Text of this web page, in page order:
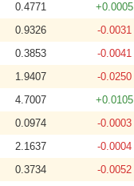
0.4771
+0.0005
0.9326
-0.0031
0.3853
-0.0041
1.9407
-0.0250
4.7007
+0.0105
0.0974
-0.0003
2.1637
-0.0004
0.3734
-0.0052